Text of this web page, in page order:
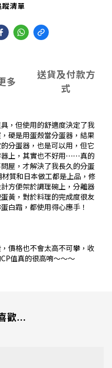
清單
多
送貨及付款方
式
，但使用的舒適度決定了我
硬是用蛋殼當分蛋器，結果
分蛋器，也是可以用，但它
器上，其實也不好用⋯⋯真的
屋，才解決了我長久的分蛋
質和日本做工都是上品，修
方便架於調理碗上，分離器
黃，對於料理的完成度很友
白霜，都使用得心應手！
價格也不會太高不可攀，收
值真的很高唷～～～
歡...